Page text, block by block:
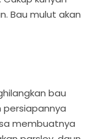
Bau mulut akan
bau
membuatnya